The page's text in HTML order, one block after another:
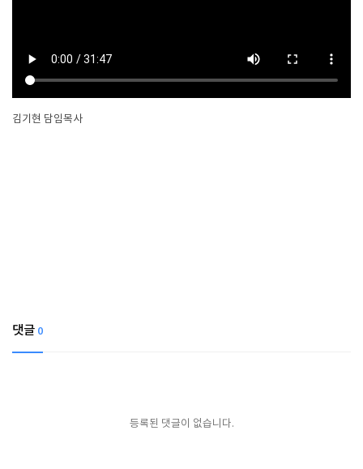
김기현 담임목사
댓글 0
등록된 댓글이 없습니다.